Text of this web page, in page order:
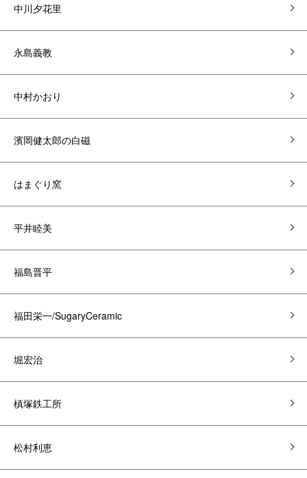
中川夕花里
永島義教
中村かおり
濱岡健太郎の白磁
はまぐり窯
平井睦美
福島晋平
福田栄一/SugaryCeramic
堀宏治
槙塚鉄工所
松村利恵